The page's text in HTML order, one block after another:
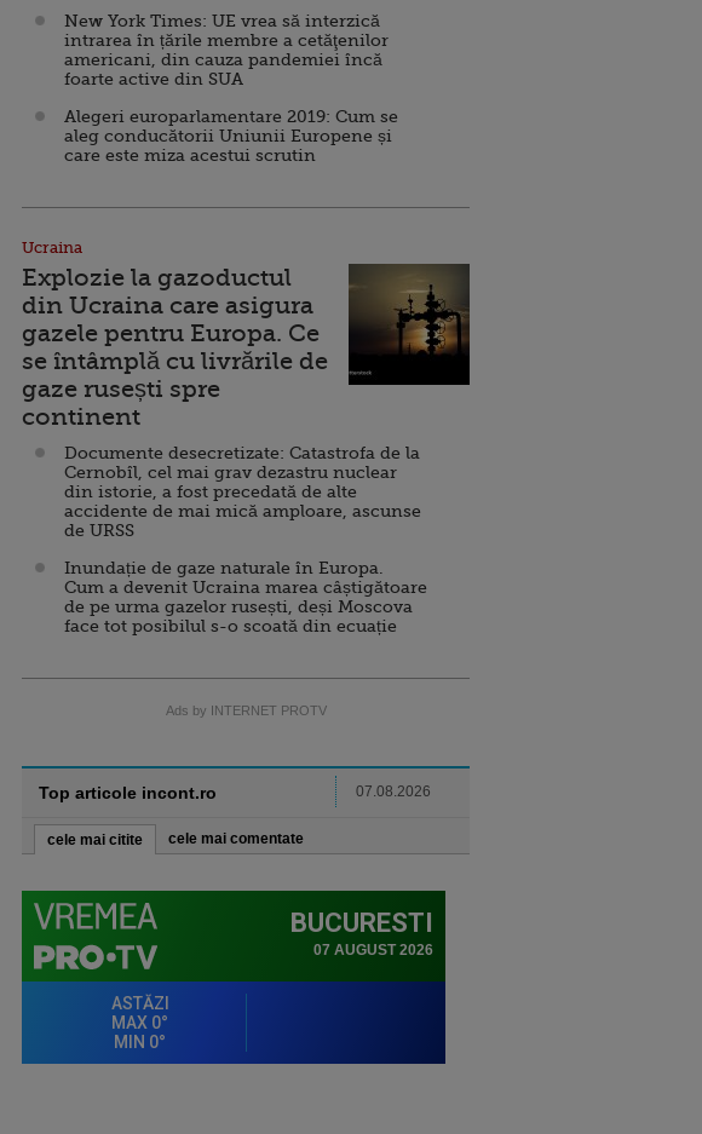
New York Times: UE vrea să interzică
intrarea în țările membre a cetăţenilor
americani, din cauza pandemiei încă
foarte active din SUA
Alegeri europarlamentare 2019: Cum se
aleg conducătorii Uniunii Europene și
care este miza acestui scrutin
Ucraina
Explozie la gazoductul
din Ucraina care asigura
gazele pentru Europa. Ce
se întâmplă cu livrările de
gaze rusești spre
continent
Documente desecretizate: Catastrofa de la
Cernobîl, cel mai grav dezastru nuclear
din istorie, a fost precedată de alte
accidente de mai mică amploare, ascunse
de URSS
Inundație de gaze naturale în Europa.
Cum a devenit Ucraina marea câștigătoare
de pe urma gazelor rusești, deși Moscova
face tot posibilul s-o scoată din ecuație
Ads by INTERNET PROTV
Top articole incont.ro 07.08.2026
cele mai citite cele mai comentate